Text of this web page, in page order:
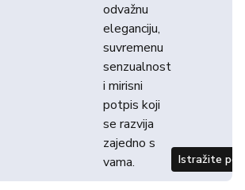
odvažnu
eleganciju,
suvremenu
senzualnost
i mirisni
potpis koji
se razvija
zajedno s
vama.
Istražite